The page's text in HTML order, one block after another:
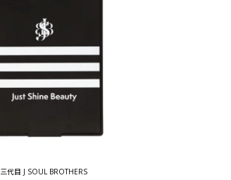
三代目 J SOUL BROTHERS